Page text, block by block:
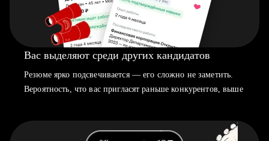
Вас выделяют среди других кандидатов
Резюме ярко подсвечивается — его сложно не заметить.
Вероятность, что вас пригласят раньше конкурентов, выше